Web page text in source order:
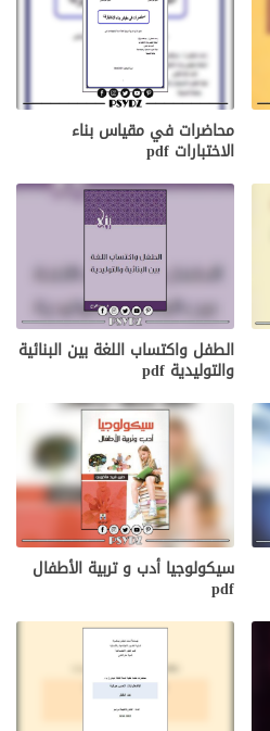
محاضرات في مقياس بناء
الاختبارات pdf
الطفل واكتساب اللغة بين البنائية
والتوليدية pdf
سيكولوجيا أدب و تربية الأطفال
pdf